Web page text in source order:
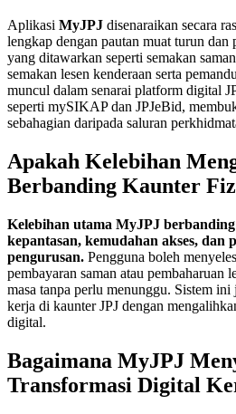
Aplikasi MyJPJ disenaraikan secara
lengkap dengan pautan muat turun dan
yang ditawarkan seperti semakan
semakan lesen kenderaan serta
muncul dalam senarai platform digital
seperti mySIKAP dan JPJeBid,
sebahagian daripada saluran
Apakah Kelebihan
Berbanding Kaunter
Kelebihan utama MyJPJ
kepantasan, kemudahan akses, dan
pengurusan. Pengguna boleh
pembayaran saman atau pembaharuan
masa tanpa perlu menunggu. Sistem
kerja di kaunter JPJ dengan
digital.
Bagaimana MyJPJ
Transformasi Digital